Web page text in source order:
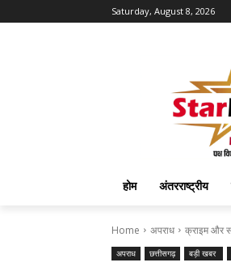
Saturday, August 8, 2026
होम अंतरराष्ट्रीय
Home अपराध क्राइम और
अपराध छत्तीसगढ़ बड़ी खबर